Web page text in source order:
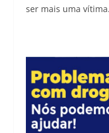
ser mais uma vítima.